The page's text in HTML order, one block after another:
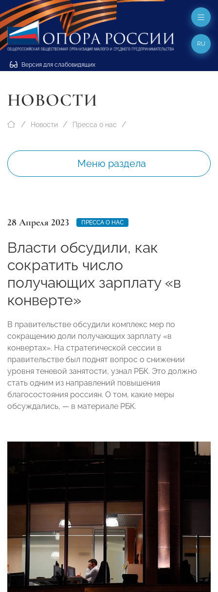
Версия для слабовидящих
RU
НОВОСТИ
Новости Пресса о нас
Меню раздела
28 Апреля 2023 ПРЕССА О НАС
Власти обсудили, как
сократить число
получающих зарплату «в
конверте»
В правительстве обсудили комплекс мер по
сокращению доли получающих зарплату «в
конвертах». На стратегической сессии в
правительстве был поднят вопрос о снижении
уровня теневой занятости, узнал РБК. Это должно
стать одним из направлений повышения
благосостояния россиян. О том, какие меры
обсуждались, — в материале РБК.